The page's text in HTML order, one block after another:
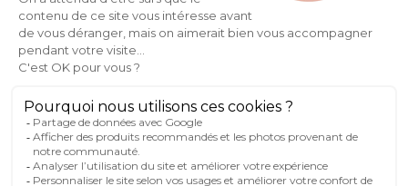
AIDE & CONTACT